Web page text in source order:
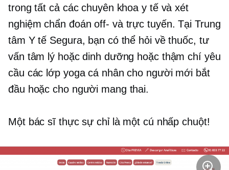
trong tất cả các chuyên khoa y tế và xét
nghiệm chẩn đoánoff- và trực tuyến. Tại Trung
tâm Y tế Segura, bạn có thể hỏi về thuốc, tư
vấn tâm lý hoặc dinh dưỡng hoặc thậm chí yêu
cầu các lớp yoga cá nhân cho người mới bắt
đầu hoặc cho người mang thai.
Một bác sĩ thực sự chỉ là một cú nhấp chuột!